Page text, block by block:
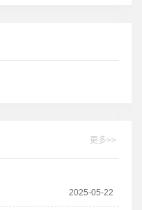
更多>>
2025-05-22